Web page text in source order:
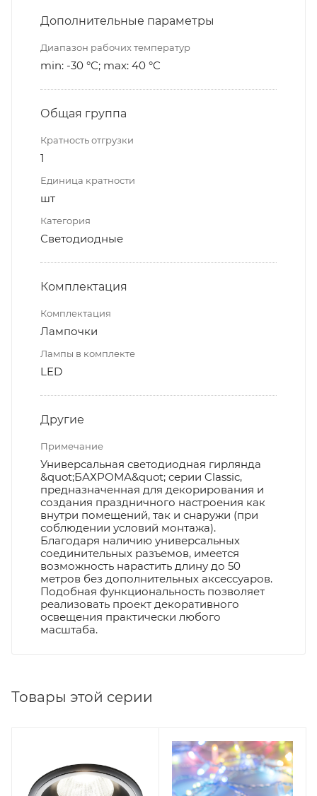
Дополнительные параметры
Диапазон рабочих температур
min: -30 °C; max: 40 °C
Общая группа
Кратность отгрузки
1
Единица кратности
шт
Категория
Светодиодные
Комплектация
Комплектация
Лампочки
Лампы в комплекте
LED
Другие
Примечание
Универсальная светодиодная гирлянда
&quot;БАХРОМА&quot; серии Classic,
предназначенная для декорирования и
создания праздничного настроения как
внутри помещений, так и снаружи (при
соблюдении условий монтажа).
Благодаря наличию универсальных
соединительных разъемов, имеется
возможность нарастить длину до 50
метров без дополнительных аксессуаров.
Подобная функциональность позволяет
реализовать проект декоративного
освещения практически любого
масштаба.
Товары этой серии